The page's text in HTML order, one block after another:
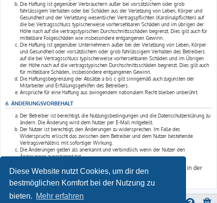
Diese Website nutzt Cookies, um dir den
bestmöglichen Komfort bei der Nutzung zu
bieten. Mehr erfahren
Die Haftung ist gegenüber Verbrauchern außer bei vorsätzlichem oder grob
fahrlässigem Verhalten oder bei Schäden aus der Verletzung von Leben, Körper und
Gesundheit und der Verletzung wesentlicher Vertragspflichten (Kardinalpflichten) auf
die bei Vertragsschluss typischerweise vorhersehbaren Schäden und im übrigen der
Höhe nach auf die vertragstypischen Durchschnittsschäden begrenzt. Dies gilt auch für
mittelbare Folgeschäden wie insbesondere entgangenen Gewinn.
Die Haftung ist gegenüber Unternehmern außer bei der Verletzung von Leben, Körper
und Gesundheit oder vorsätzlichem oder grob fahrlässigem Verhalten des Betreibers
auf die bei Vertragsschluss typischerweise vorhersehbaren Schäden und im Übrigen
der Höhe nach auf die vertragstypischen Durchschnittsschäden begrenzt. Dies gilt auch
für mittelbare Schäden, insbesondere entgangenen Gewinn.
Die Haftungsbegrenzung der Absätze a bis c gilt sinngemäß auch zugunsten der
Mitarbeiter und Erfüllungsgehilfen des Betreibers.
Ansprüche für eine Haftung aus zwingendem nationalem Recht bleiben unberührt.
6. ÄNDERUNGSVORBEHALT
Der Betreiber ist berechtigt, die Nutzungsbedingungen und die Datenschutzerklärung zu
ändern. Die Änderung wird dem Nutzer per E-Mail mitgeteilt.
Der Nutzer ist berechtigt, den Änderungen zu widersprechen. Im Falle des
Widerspruchs erlischt das zwischen dem Betreiber und dem Nutzer bestehende
Vertragsverhältnis mit sofortiger Wirkung.
Die Änderungen gelten als anerkannt und verbindlich, wenn der Nutzer den
Änderungen zugestimmt hat.
Informationen über den Umgang mit deinen persönlichen Daten sind in der
Datenschutzerklärung enthalten.